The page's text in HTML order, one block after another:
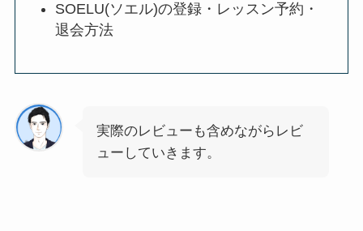
SOELU(ソエル)の登録・レッスン予約・
退会方法
実際のレビューも含めながらレビ
ューしていきます。